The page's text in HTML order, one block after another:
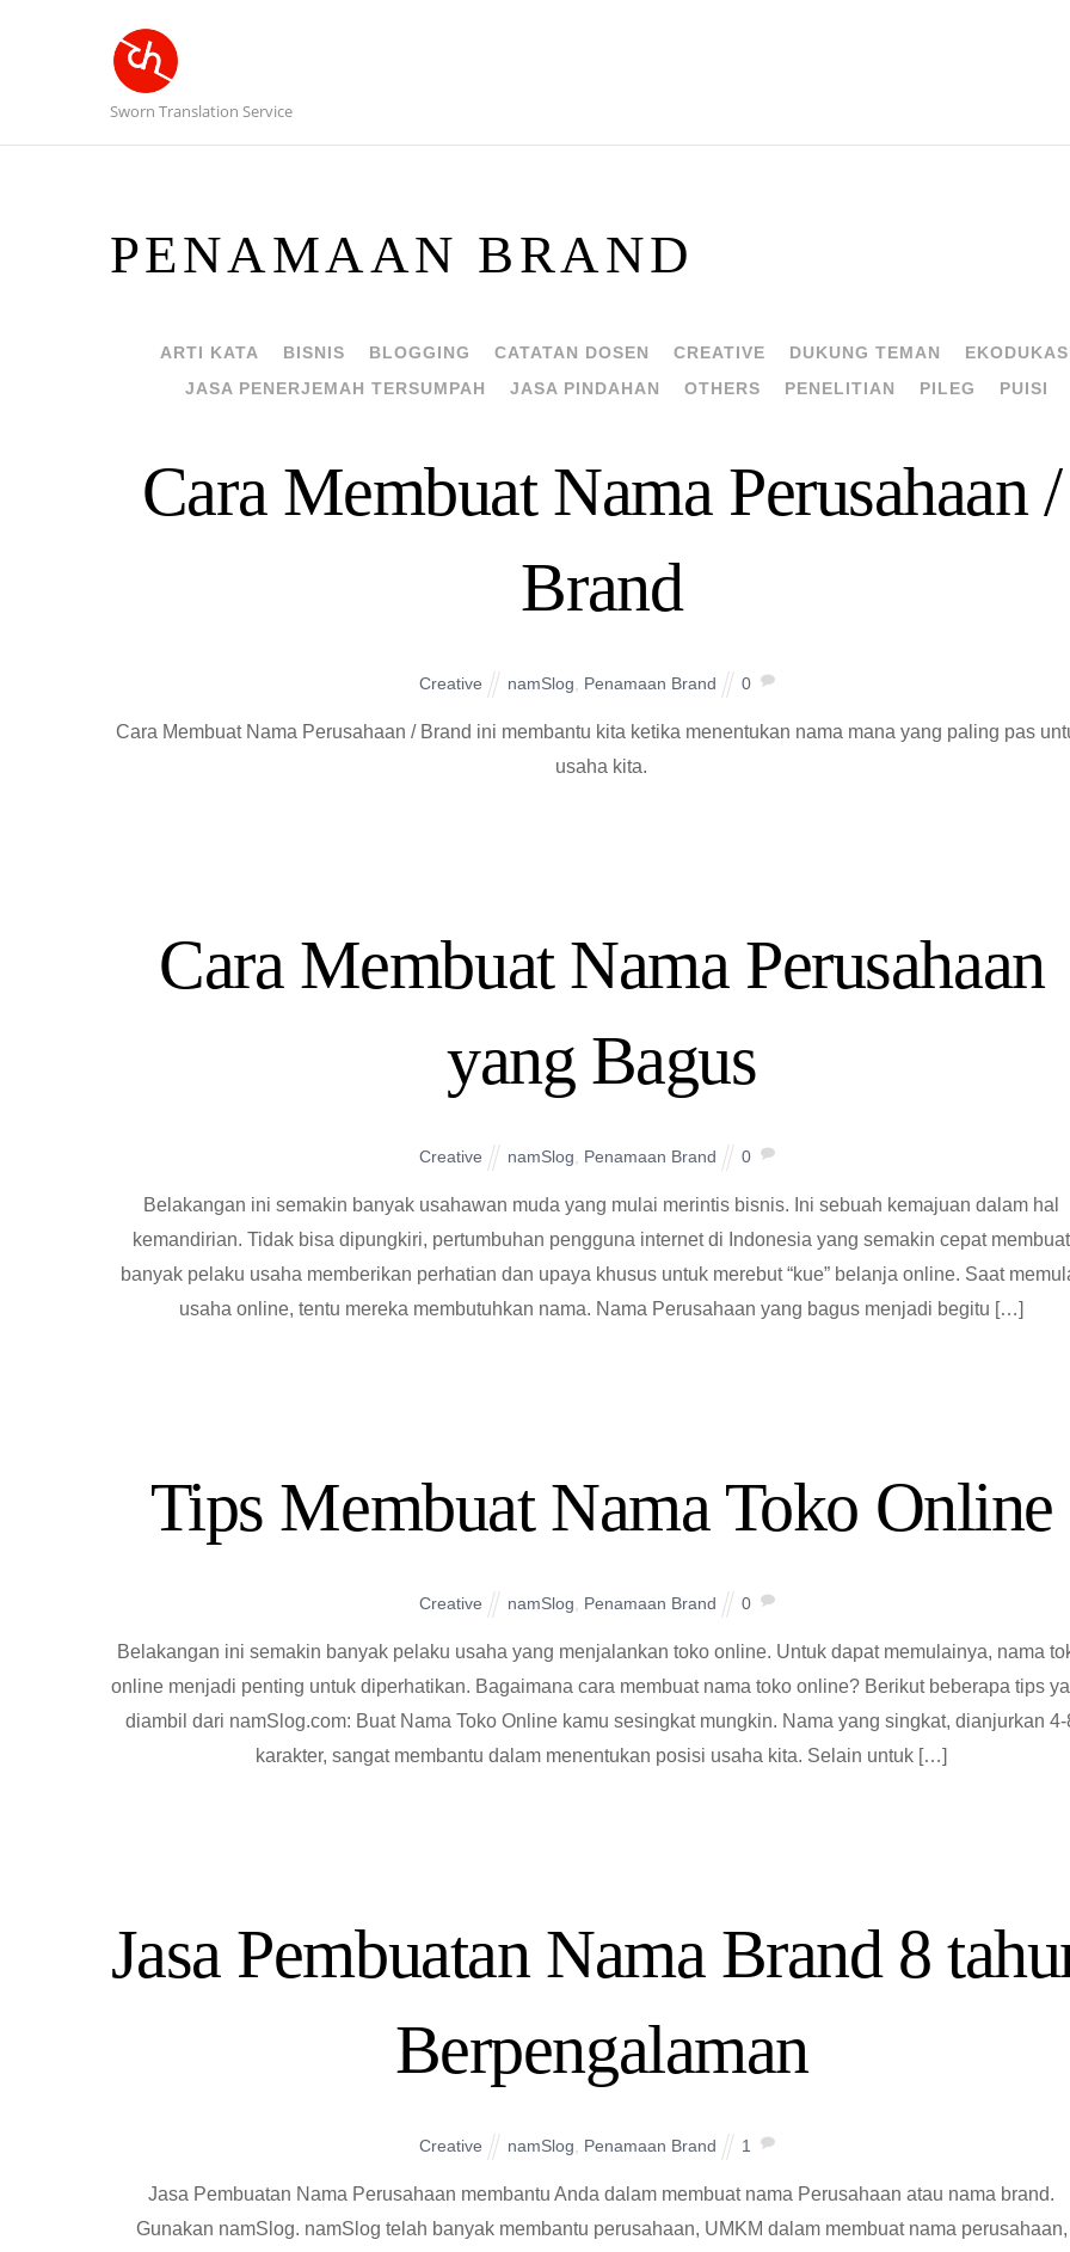
Sworn Translation Service
PENAMAAN BRAND
ARTI KATA BISNIS BLOGGING CATATAN DOSEN CREATIVE DUKUNG TEMAN
JASA PENERJEMAH TERSUMPAH
JASA PINDAHAN OTHERS PENELITIAN PILEG PUISI
Cara Membuat Nama Perusahaan /
Brand
Creative namSlog Penamaan Brand 0
Cara Membuat Nama Perusahaan / Brand ini membantu kita ketika menentukan nama mana yang paling pas
usaha kita.
Cara Membuat Nama Perusahaan
yang Bagus
Creative namSlog Penamaan Brand 0
Belakangan ini semakin banyak usahawan muda yang mulai merintis bisnis. Ini sebuah kemajuan dalam hal
kemandirian. Tidak bisa dipungkiri, pertumbuhan pengguna internet di Indonesia yang semakin cepat membuat
banyak pelaku usaha memberikan perhatian dan upaya khusus untuk merebut “kue” belanja online. Saat
usaha online, tentu mereka membutuhkan nama. Nama Perusahaan yang bagus menjadi begitu […]
Tips Membuat Nama Toko Online
Creative namSlog Penamaan Brand 0
Belakangan ini semakin banyak pelaku usaha yang menjalankan toko online. Untuk dapat memulainya, nama
online menjadi penting untuk diperhatikan. Bagaimana cara membuat nama toko online? Berikut beberapa tips
diambil dari namSlog.com: Buat Nama Toko Online kamu sesingkat mungkin. Nama yang singkat, dianjurkan
karakter, sangat membantu dalam menentukan posisi usaha kita. Selain untuk […]
Jasa Pembuatan Nama Brand 8
Berpengalaman
Creative namSlog Penamaan Brand 1
Jasa Pembuatan Nama Perusahaan membantu Anda dalam membuat nama Perusahaan atau nama brand.
Gunakan namSlog. namSlog telah banyak membantu perusahaan, UMKM dalam membuat nama perusahaan,